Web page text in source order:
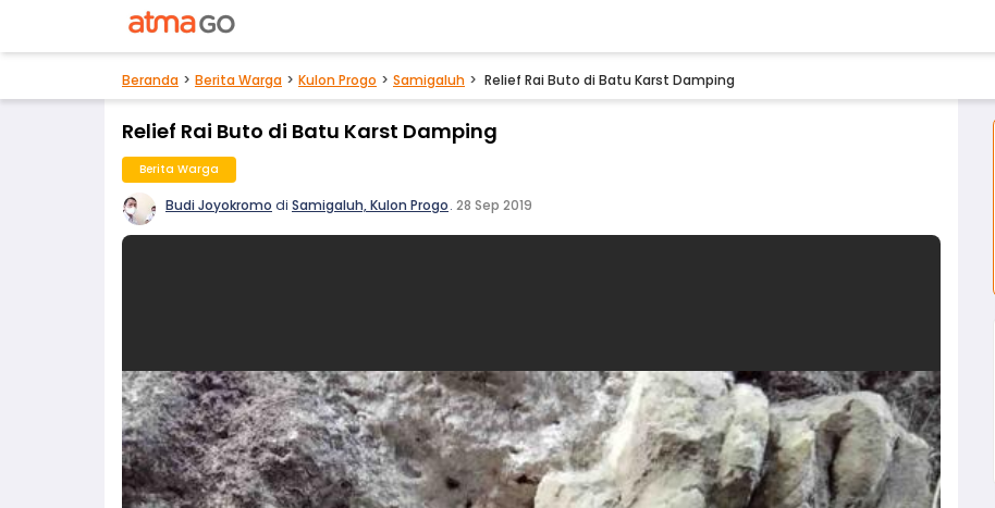
Beranda Berita Warga Kulon Progo Samigaluh Relief Rai Buto di Batu Karst Damping
Relief Rai Buto di Batu Karst Damping
Berita Warga
Budi Joyokromo di Samigaluh, Kulon Progo. 28 Sep 2019